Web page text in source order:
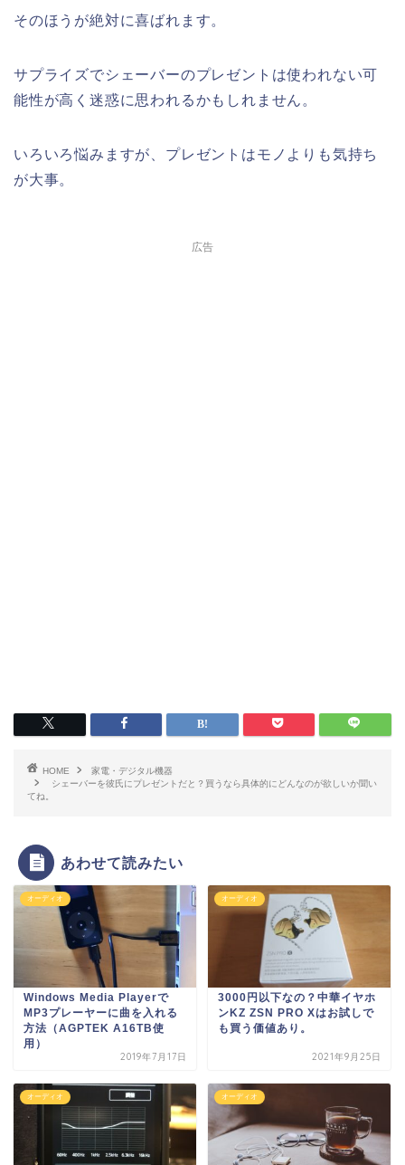
そのほうが絶対に喜ばれます。
サプライズでシェーバーのプレゼントは使われない可
能性が高く迷惑に思われるかもしれません。
いろいろ悩みますが、プレゼントはモノよりも気持ち
が大事。
広告
HOME
家電・デジタル機器
シェーバーを彼氏にプレゼントだと？買うなら具体的にどんなのが欲しいか聞い
てね。
あわせて読みたい
オーディオ
Windows Media Playerで
MP3プレーヤーに曲を入れる
方法（AGPTEK A16TB使
用）
2019年7月17日
オーディオ
3000円以下なの？中華イヤホ
ンKZ ZSN PRO Xはお試しで
も買う価値あり。
2021年9月25日
オーディオ オーディオ